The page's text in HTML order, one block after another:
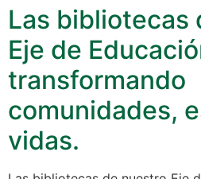
Las bibliotecas
Eje de
transformando
comunidades,
vidas.